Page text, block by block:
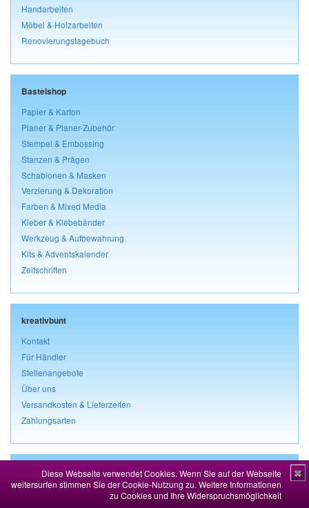
Diese Webseite verwendet Cookies. Wenn Sie auf der Webseite
weitersurfen stimmen Sie der Cookie-Nutzung zu. Weitere Informationen
zu Cookies und Ihre Widerspruchsmöglichkeit
✖
Handarbeiten
Möbel & Holzarbeiten
Renovierungstagebuch
Bastelshop
Papier & Karton
Planer & Planer-Zubehör
Stempel & Embossing
Stanzen & Prägen
Schablonen & Masken
Verzierung & Dekoration
Farben & Mixed Media
Kleber & Klebebänder
Werkzeug & Aufbewahrung
Kits & Adventskalender
Zeitschriften
kreativbunt
Kontakt
Für Händler
Stellenangebote
Über uns
Versandkosten & Lieferzeiten
Zahlungsarten
Rechtliches
Impressum